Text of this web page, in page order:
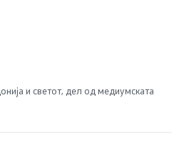
и светот, дел од медиумската